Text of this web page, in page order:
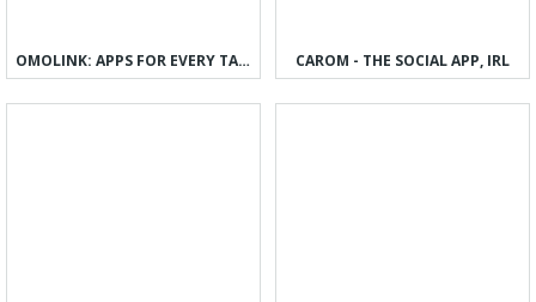
OMOLINK: APPS FOR EVERY TASTE CAROM - THE SOCIAL APP, IRL